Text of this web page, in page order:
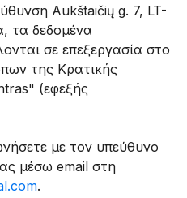
Aukštaičių g. 7, LT-
τα δεδομένα
σε επεξεργασία στο
της Κρατικής
(εφεξής
με τον υπεύθυνο
μέσω email στη
.